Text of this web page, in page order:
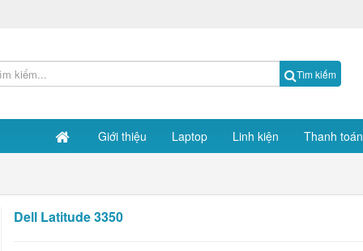
Tìm kiếm
Giới thiệu Laptop Linh kiện Thanh toán
Dell Latitude 3350